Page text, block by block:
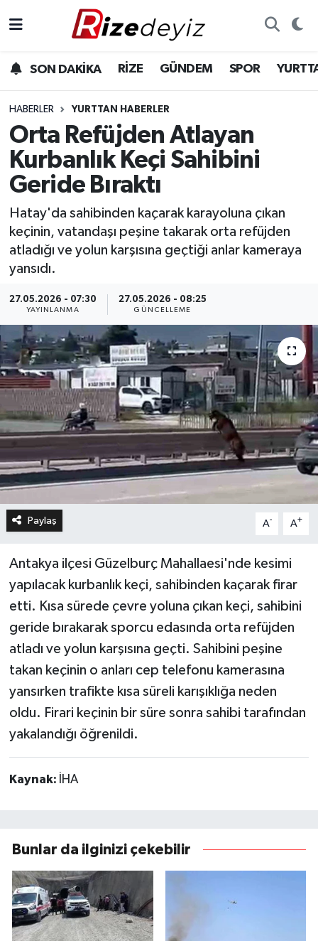
SON DAKİKA RİZE GÜNDEM SPOR
HABERLER YURTTAN HABERLER
Orta Refüjden Atlayan
Kurbanlık Keçi Sahibini
Geride Bıraktı
Hatay'da sahibinden kaçarak karayoluna çıkan
keçinin, vatandaşı peşine takarak orta refüjden
atladığı ve yolun karşısına geçtiği anlar kameraya
yansıdı.
27.05.2026 - 07:30
YAYINLANMA
27.05.2026 - 08:25
GÜNCELLEME
Paylaş A- A+
Antakya ilçesi Güzelburç Mahallaesi'nde kesimi
yapılacak kurbanlık keçi, sahibinden kaçarak firar
etti. Kısa sürede çevre yoluna çıkan keçi, sahibini
geride bırakarak sporcu edasında orta refüjden
atladı ve yolun karşısına geçti. Sahibini peşine
takan keçinin o anları cep telefonu kamerasına
yansırken trafikte kısa süreli karışıklığa neden
oldu. Firari keçinin bir süre sonra sahibi tarafından
yakalandığı öğrenildi.
Kaynak: İHA
Bunlar da ilginizi çekebilir
Gündem
Yurttan Haberler
Ekonomi
Sağlık
Rize Hava Durumu
Rize Trafik Yoğunluk Haritası
Süper Lig Puan Durumu ve Fikstür
Son Dakika Haberleri
Haber Arşivi